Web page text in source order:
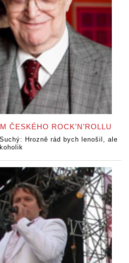
ČESKÉHO ROCK’N’ROLLU
Hrozně rád bych lenošil, ale